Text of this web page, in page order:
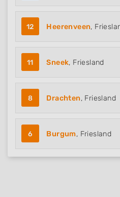
12 Heerenveen,
11 Sneek, Friesland
8 Drachten, Friesland
6 Burgum, Friesland